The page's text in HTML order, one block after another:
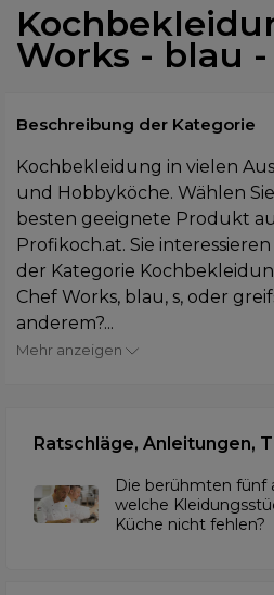
Works - blau -
Beschreibung der Kategorie
Kochbekleidung in vielen
und Hobbyköche. Wählen
besten geeignete Produkt
Profikoch.at. Sie
der Kategorie
Chef Works, blau, s, oder
anderem?...
Mehr anzeigen
Ratschläge, Anleitungen,
Die berühmten fünf
welche
Küche nicht fehlen?